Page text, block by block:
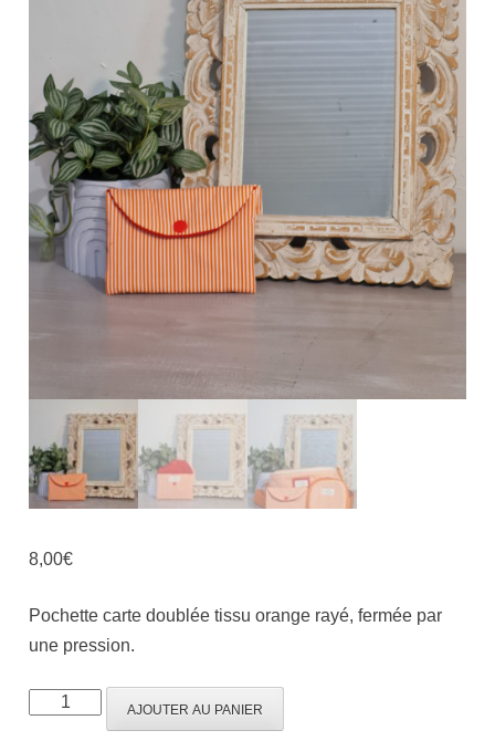
8,00€
Pochette carte doublée tissu orange rayé, fermée par
une pression.
AJOUTER AU PANIER